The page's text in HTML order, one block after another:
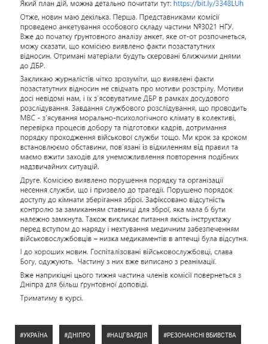
УКРАЇНА ДНІПРО НАЦГВАРДІЯ РЕЗОНАНСНІ ВБИВСТВА